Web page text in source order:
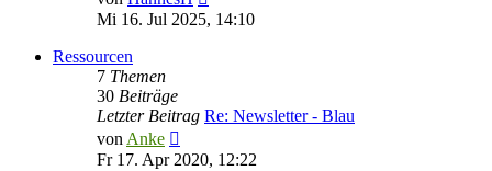
Beitrag
Mi 16. Jul 2025, 14:10
Ressourcen
7 Themen
30 Beiträge
Letzter Beitrag Re: Newsletter - Blau
von Anke
Beitrag
Fr 17. Apr 2020, 12:22